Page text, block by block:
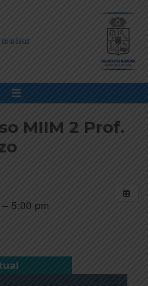
MIIM 2 Prof.
5:00 pm